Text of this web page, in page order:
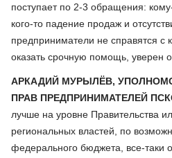
поступает по 2-3 обращения:
кого-то падение продаж и
предприниматели не справятся с
оказать срочную помощь, уверен
АРКАДИЙ МУРЫЛЁВ,
ПРАВ ПРЕДПРИНИМАТЕЛЕЙ
лучше на уровне Правительства
региональных властей, по
федерального бюджета, все-таки